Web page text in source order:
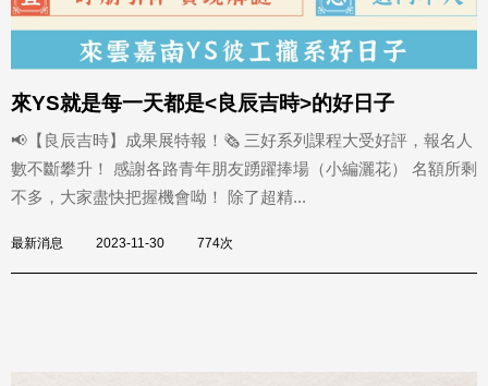
來YS就是每一天都是<良辰吉時>的好日子
📢【良辰吉時】成果展特報！🗞️ 三好系列課程大受好評，報名人
數不斷攀升！ 感謝各路青年朋友踴躍捧場（小編灑花） 名額所剩
不多，大家盡快把握機會呦！ 除了超精...
最新消息 2023-11-30 774次